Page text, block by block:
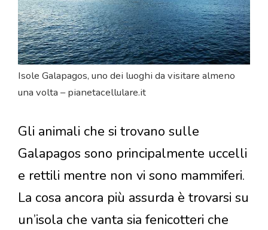
Isole Galapagos, uno dei luoghi da visitare almeno
una volta – pianetacellulare.it
Gli animali che si trovano sulle
Galapagos sono principalmente uccelli
e rettili mentre non vi sono mammiferi.
La cosa ancora più assurda è trovarsi su
un’isola che vanta sia fenicotteri che